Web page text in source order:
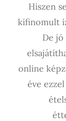
Hiszen
kifinomult
De jó
online
éve